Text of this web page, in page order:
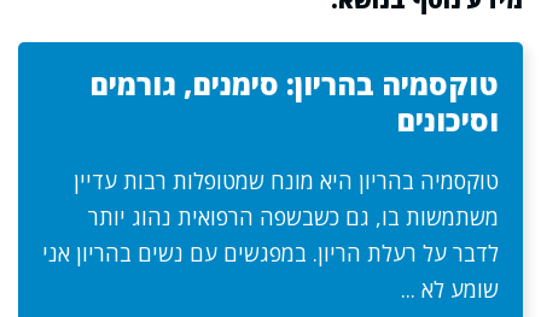
טוקסמיה בהריון: סימנים, גורמים
וסיכונים
טוקסמיה בהריון היא מונח שמטופלות רבות עדיין
משתמשות בו, גם כשבשפה הרפואית נהוג יותר
לדבר על רעלת הריון. במפגשים עם נשים בהריון אני
שומע לא ...